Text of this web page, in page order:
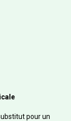
pour un